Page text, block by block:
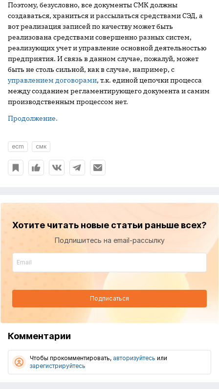
Поэтому, безусловно, все документы СМК должны
создаваться, храниться и рассылаться средствами СЭД, а
вот реализация записей по качеству может быть
реализована средствами совершенно разных систем,
реализующих учет и управление основной деятельностью
предприятия. И связь в данном случае, пожалуй, может
быть не столь сильной, как в случае, например, с
управлением договорами, т.к. единой цепочки процесса
между созданием регламентирующего документа и самим
производственным процессом нет.
Продолжение.
ecm смк
Хотите читать новые статьи раньше всех?
Подпишитесь на email-рассылку
Подписаться
Комментарии
Чтобы прокомментировать, авторизуйтесь или
зарегистрируйтесь